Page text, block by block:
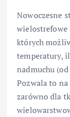
Nowoczesne
wielostrefowe
których
temperatury,
nadmuchu
Pozwala to
zarówno dla